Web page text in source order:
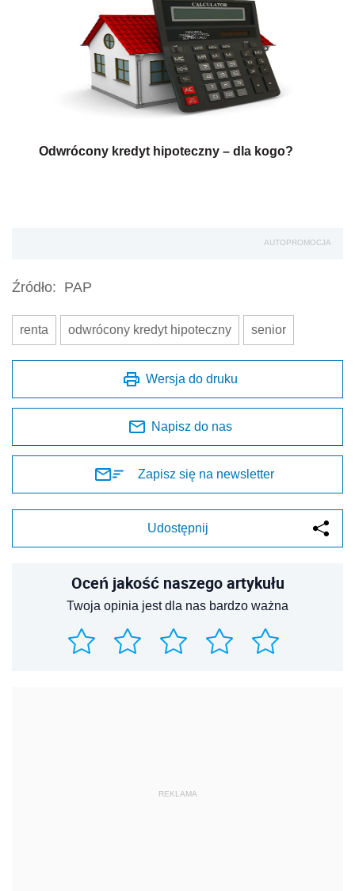
Odwrócony kredyt hipoteczny – dla kogo?
AUTOPROMOCJA
Źródło: PAP
renta odwrócony kredyt hipoteczny senior
Wersja do druku
Napisz do nas
Zapisz się na newsletter
Udostępnij
Oceń jakość naszego artykułu
Twoja opinia jest dla nas bardzo ważna
REKLAMA